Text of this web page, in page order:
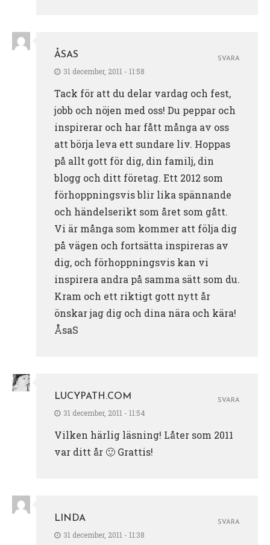
ÅSAS
31 december, 2011 - 11:58
Tack för att du delar vardag och fest,
jobb och nöjen med oss! Du peppar och
inspirerar och har fått många av oss
att börja leva ett sundare liv. Hoppas
på allt gott för dig, din familj, din
blogg och ditt företag. Ett 2012 som
förhoppningsvis blir lika spännande
och händelserikt som året som gått.
Vi är många som kommer att följa dig
på vägen och fortsätta inspireras av
dig, och förhoppningsvis kan vi
inspirera andra på samma sätt som du.
Kram och ett riktigt gott nytt år
önskar jag dig och dina nära och kära!
ÅsaS
SVARA
LUCYPATH.COM
31 december, 2011 - 11:54
Vilken härlig läsning! Låter som 2011
var ditt år 🙂 Grattis!
SVARA
LINDA
31 december, 2011 - 11:38
SVARA